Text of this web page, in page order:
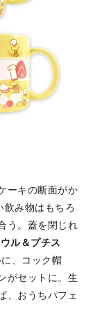
ーキの断面がか
飲み物はもちろ
う。蓋を閉じれ
ル＆プチス
、コック帽
がセットに。生
、おうちパフェ